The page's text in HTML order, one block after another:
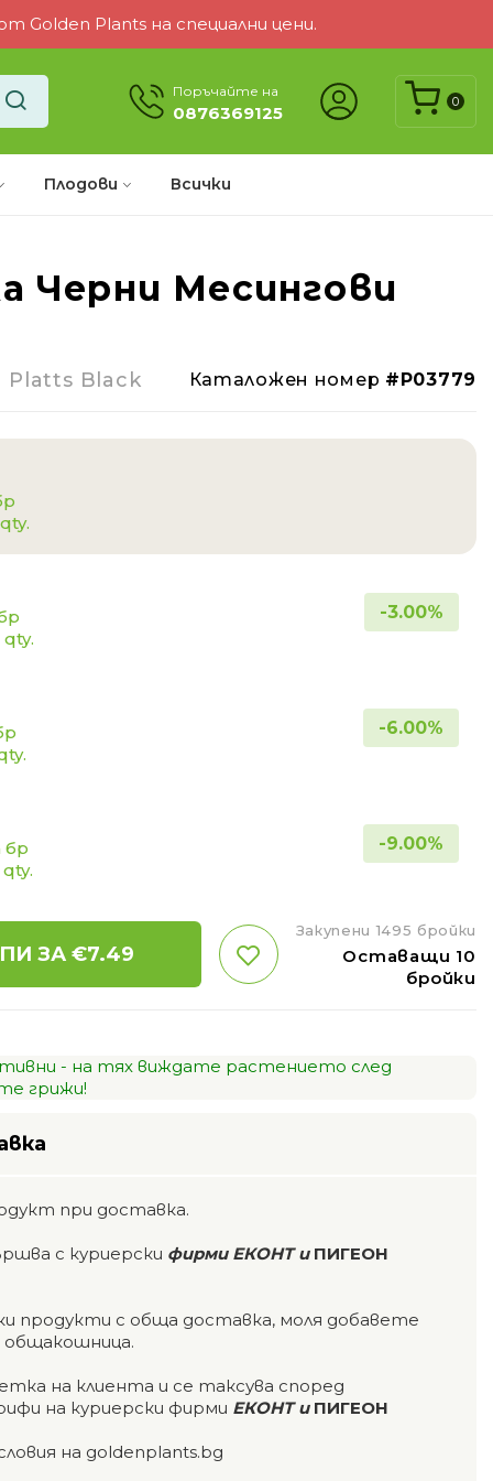
Golden Plants на специални цени.
Поръчайте на
0876369125
0
Плодови Всички
-28%
Черни Месингови
Platts Black Каталожен номер #P03779
-3.00%
-6.00%
бр
-9.00%
ЗА €7.49
Закупени 1495 бройки
Оставащи 10
бройки
- на тях виждате растението след
грижи!
при доставка.
с куриерски фирми ЕКОНТ и ПИГЕОН
продукти с обща доставка, моля добавете
общакошница.
на клиента и се таксува според
на куриерски фирми ЕКОНТ и ПИГЕОН
на goldenplants.bg